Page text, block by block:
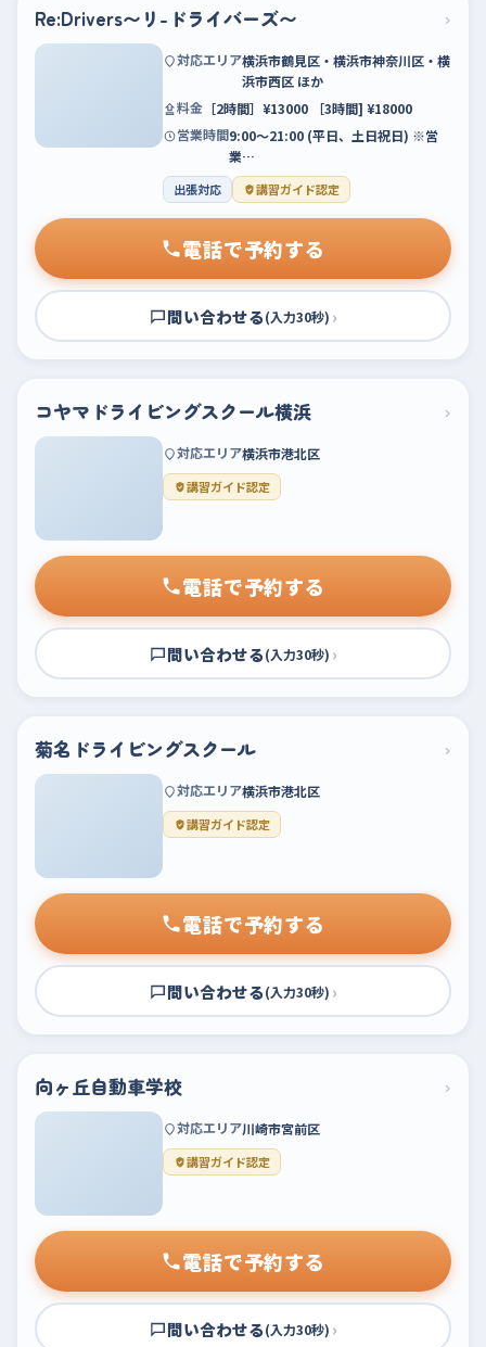
Re:Drivers〜リ-ドライバーズ〜 ›
対応エリア横浜市鶴見区・横浜市神奈川区・横
浜市西区 ほか
料金 ［2時間］¥13000 ［3時間] ¥18000
営業時間9:00〜21:00 (平日、土日祝日) ※営
業…
出張対応 講習ガイド認定
電話で予約する
問い合わせる(入力30秒) ›
コヤマドライビングスクール横浜 ›
対応エリア横浜市港北区
講習ガイド認定
電話で予約する
問い合わせる(入力30秒) ›
菊名ドライビングスクール ›
対応エリア横浜市港北区
講習ガイド認定
電話で予約する
問い合わせる(入力30秒) ›
向ヶ丘自動車学校 ›
対応エリア川崎市宮前区
講習ガイド認定
電話で予約する
問い合わせる(入力30秒) ›